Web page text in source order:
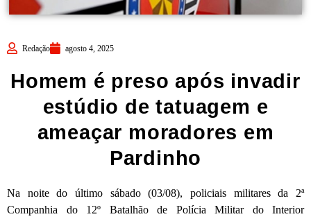
Redação agosto 4, 2025
Homem é preso após invadir
estúdio de tatuagem e
ameaçar moradores em
Pardinho
Na noite do último sábado (03/08), policiais militares da 2ª
Companhia do 12º Batalhão de Polícia Militar do Interior